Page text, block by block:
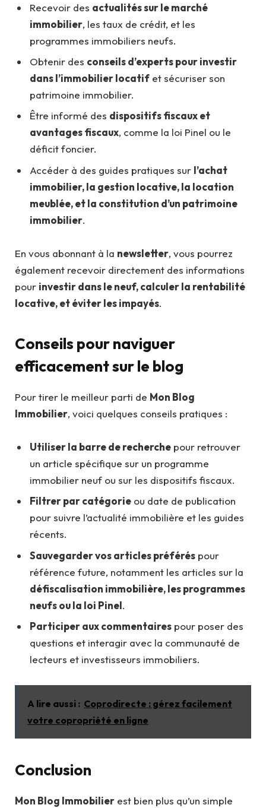
Recevoir des actualités sur le marché
immobilier, les taux de crédit, et les
programmes immobiliers neufs.
Obtenir des conseils d’experts pour investir
dans l’immobilier locatif et sécuriser son
patrimoine immobilier.
Être informé des dispositifs fiscaux et
avantages fiscaux, comme la loi Pinel ou le
déficit foncier.
Accéder à des guides pratiques sur l’achat
immobilier, la gestion locative, la location
meublée, et la constitution d’un patrimoine
immobilier.
En vous abonnant à la newsletter, vous pourrez
également recevoir directement des informations
pour investir dans le neuf, calculer la rentabilité
locative, et éviter les impayés.
Conseils pour naviguer
efficacement sur le blog
Pour tirer le meilleur parti de Mon Blog
Immobilier, voici quelques conseils pratiques :
Utiliser la barre de recherche pour retrouver
un article spécifique sur un programme
immobilier neuf ou sur les dispositifs fiscaux.
Filtrer par catégorie ou date de publication
pour suivre l’actualité immobilière et les guides
récents.
Sauvegarder vos articles préférés pour
référence future, notamment les articles sur la
défiscalisation immobilière, les programmes
neufs ou la loi Pinel.
Participer aux commentaires pour poser des
questions et interagir avec la communauté de
lecteurs et investisseurs immobiliers.
A lire aussi : Coprodirecte : gérez facilement
votre copropriété en ligne
Conclusion
Mon Blog Immobilier est bien plus qu’un simple